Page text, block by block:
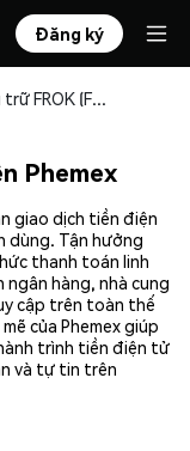
Đăng ký
Mua và lưu trữ FROK (FROK) an toàn
Phemex
giao dịch tiền điện
dùng. Tận hưởng
thanh toán linh
hàng, nhà cung
cập trên toàn thế
của Phemex giúp
trình tiền điện tử
và tự tin trên